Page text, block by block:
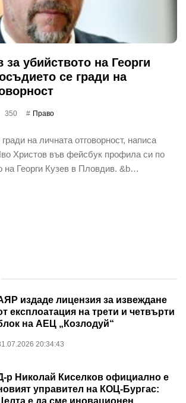
за убийството на Георги
се гради на
350 Право
на личната отговорност, написа
Христов във фейсбук профила си по
на Георги Кузев в Пловдив. &b…
издаде лицензия за извеждане
експлоатация на трети и четвърти
на АЕЦ „Козлодуй“
20:34:43
р Николай Киселков официално е
управител на КОЦ-Бургас:
Целта е да сме иновационен